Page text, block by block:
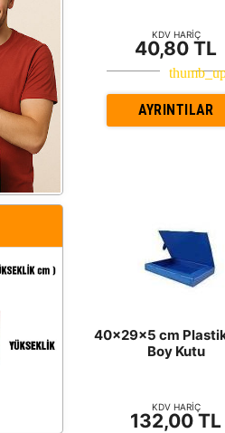
KDV HARİÇ
40,80 TL
AYRINTILAR
40x29x5 cm
Boy Kutu
KDV HARİÇ
132,00 TL